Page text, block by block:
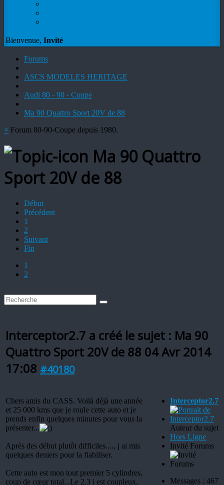
Bienvenue, Invité
Forums
ASCS MODELES HERITAGE
Audi 80 - 90 - Coupe
Ma 90 Quattro Sport 20V de 88
× Forum 80-90-Coupe depuis 1980.
Ma 90 Quattro
Sport 20V de 88
Début
Précédent
1
2
Suivant
Fin
1
2
Interceptor2.7 a créé le sujet : Ma 90
Quattro Sport 20V de 88 04 Avr 2014
17:08 #40180
Chers amis du CASS. Voilà déjà une année
et 25 000 kms que je roule cette auto et je
prends enfin quelques minutes pour vous la
présenter...
Après des début plutôt difficiles...., j ai mis
quelques deniers pour la fiabiliser.
Cette auto est mon tout premier 5 cylindres,
coup de cœur total...Le 2.3 i est coupleux,
Interceptor2.7
Auteur du sujet
Hors Ligne
Invité Forums
Messages : 467